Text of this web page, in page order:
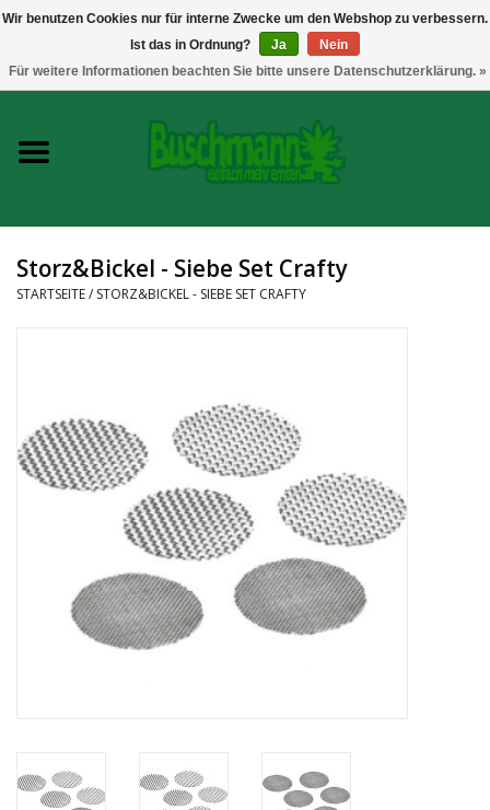
Growshop
Messtechnik
Headshop
CBD und Hanfextrakte
Marken
Storz&Bickel - Siebe Set Crafty
STARTSEITE/ STORZ&BICKEL - SIEBE SET CRAFTY
Wir benutzen Cookies nur für interne Zwecke um den Webshop zu verbessern.
Ist das in Ordnung?
Ja
Nein
Für weitere Informationen beachten Sie bitte unsere Datenschutzerklärung. »